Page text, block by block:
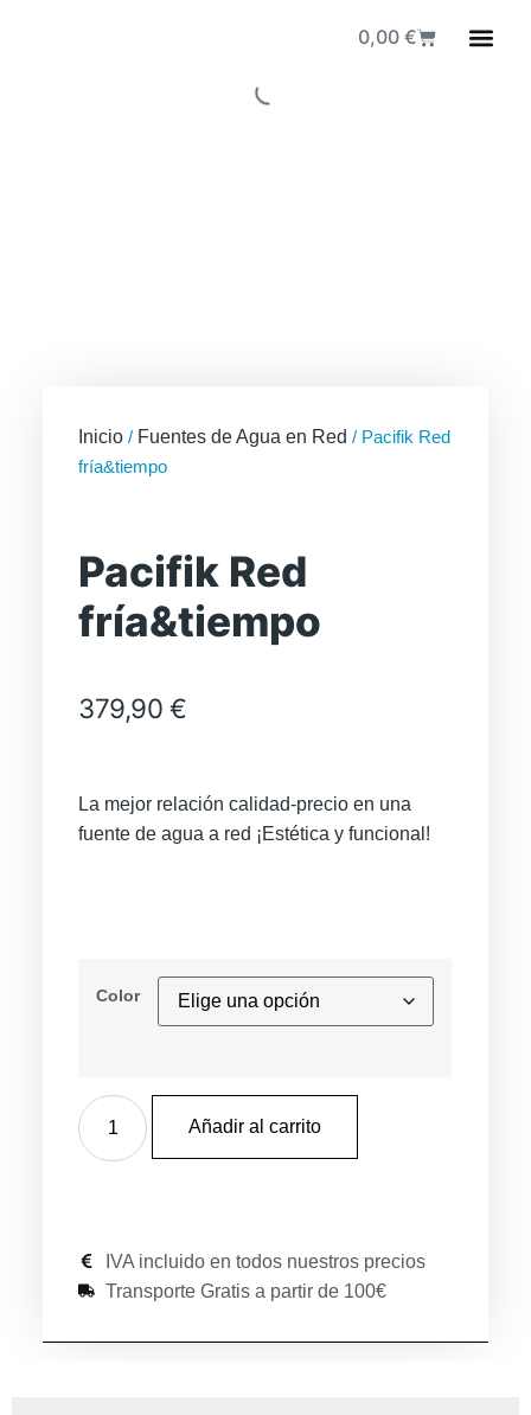
0,00 €
Inicio / Fuentes de Agua en Red / Pacifik Red
fría&tiempo
Pacifik Red
fría&tiempo
379,90 €
La mejor relación calidad-precio en una
fuente de agua a red ¡Estética y funcional!
Color
Añadir al carrito
IVA incluido en todos nuestros precios
Transporte Gratis a partir de 100€